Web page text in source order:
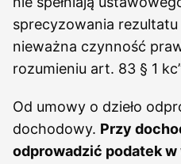
sprecyzowania
nieważna czynność
rozumieniu art. 83 § 1
Od umowy o dzieło
dochodowy. Przy
odprowadzić podatek